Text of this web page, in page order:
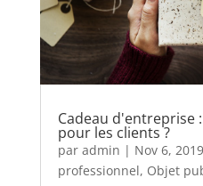
Cadeau d'entreprise
pour les clients ?
par admin | Nov 6, 2019
professionnel, Objet